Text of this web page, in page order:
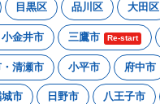
目黒区 品川区 大田区
金井市 三鷹市 Re-start
清瀬市 小平市 府中市
市 日野市 八王子市